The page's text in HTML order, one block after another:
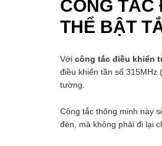
CÔNG TẮC
THỂ BẬT
Với công tắc điều khiển
điều khiển tần số 315MHz
tường.
Công tắc thông minh này
đèn, mà không phải đi lại